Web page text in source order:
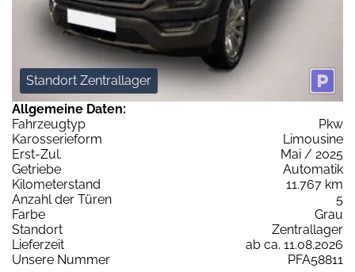
Standort Zentrallager
Allgemeine Daten:
Fahrzeugtyp
Pkw
Karosserieform
Limousine
Erst-Zul.
Mai / 2025
Getriebe
Automatik
Kilometerstand
11.767 km
Anzahl der Türen
5
Farbe
Grau
Standort
Zentrallager
Lieferzeit
ab ca. 11.08.2026
Unsere Nummer
PFA58811